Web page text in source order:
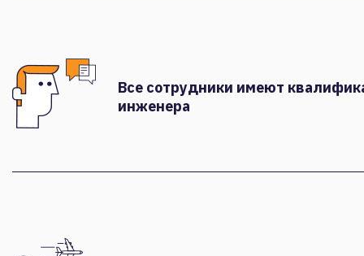
Все сотрудники имеют
инженера